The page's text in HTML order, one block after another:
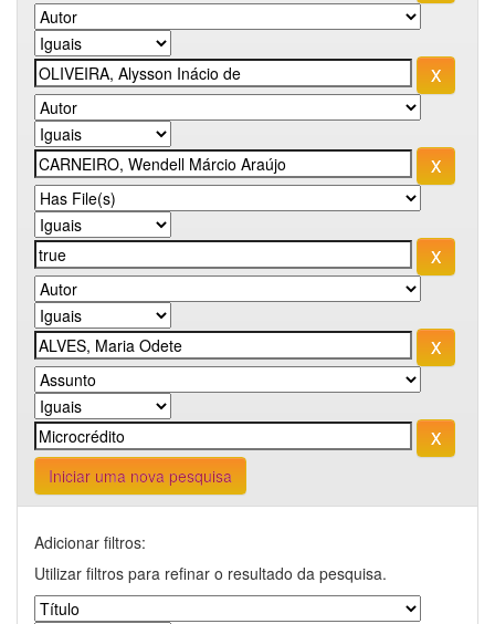
Iniciar uma nova pesquisa
Adicionar filtros:
Utilizar filtros para refinar o resultado da pesquisa.